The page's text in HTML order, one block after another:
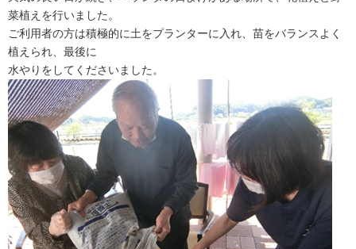
菜植えを行いました。
ご利用者の方は積極的に土をプランターに入れ、苗をバランスよく
植えられ、最後に
水やりをしてくださいました。